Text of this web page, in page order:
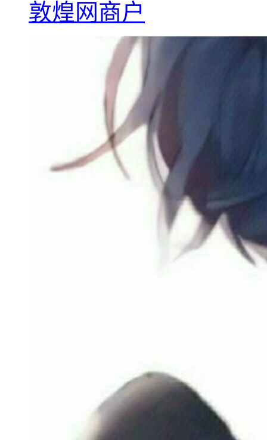
敦煌网商户